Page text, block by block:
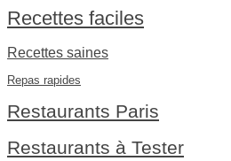
Recettes faciles
Recettes saines
Repas rapides
Restaurants Paris
Restaurants à Tester